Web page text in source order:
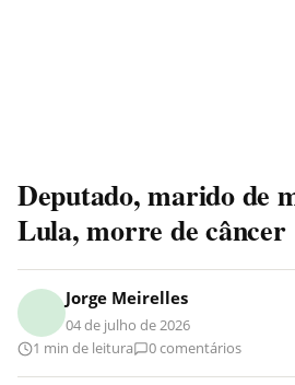
Deputado, marido de
Lula, morre de câncer
Jorge Meirelles
04 de julho de 2026
1 min de leitura
0 comentários